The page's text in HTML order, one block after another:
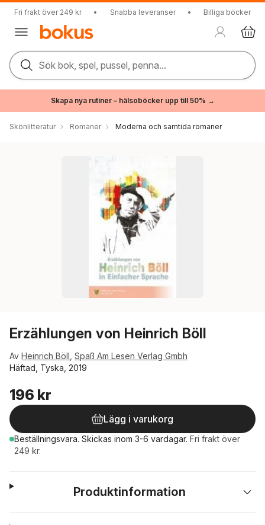
Fri frakt över 249 kr • Snabba leveranser • Billiga böcker
Sök bok, spel, pussel, penna...
Skapa nya rutiner – hälsoböcker upp till 50% →
Skönlitteratur Romaner Moderna och samtida romaner
Erzählungen von Heinrich Böll
Av Heinrich Böll Spaß Am Lesen Verlag Gmbh
Häftad, Tyska, 2019
196 kr
Lägg i varukorg
Beställningsvara. Skickas inom 3-6 vardagar. Fri frakt över
249 kr.
Produktinformation